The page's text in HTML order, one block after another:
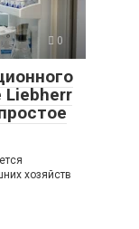
0
Liebherr
хозяйств